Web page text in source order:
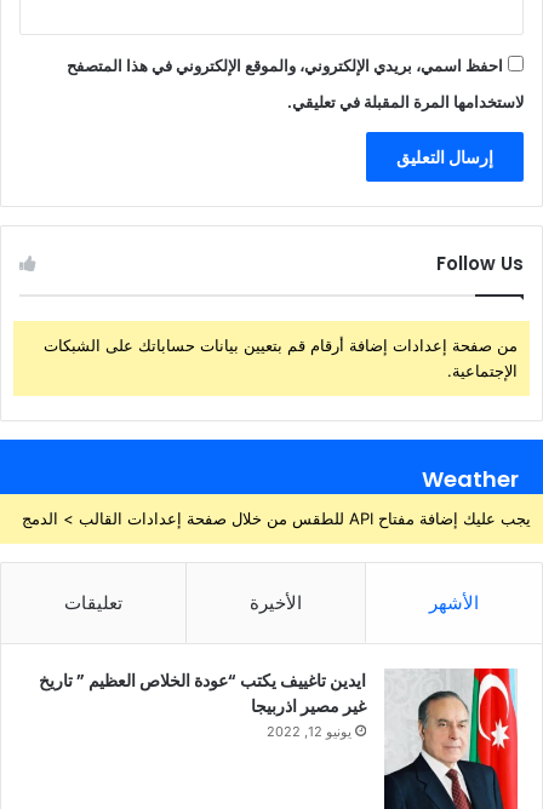
احفظ اسمي، بريدي الإلكتروني، والموقع الإلكتروني في هذا المتصفح
لاستخدامها المرة المقبلة في تعليقي.
Follow Us
من صفحة إعدادات إضافة أرقام قم بتعيين بيانات حساباتك على الشبكات
الإجتماعية.
Weather
يجب عليك إضافة مفتاح API للطقس من خلال صفحة إعدادات القالب > الدمج
الأشهر الأخيرة تعليقات
ايدين تاغييف يكتب “عودة الخلاص العظيم ” تاريخ
غير مصير اذربيجا
يونيو 12, 2022